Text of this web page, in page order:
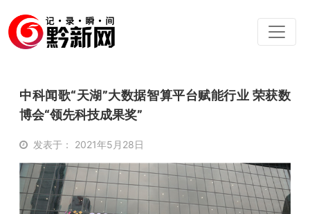
中科闻歌“天湖”大数据智算平台赋能行业 荣获数
博会“领先科技成果奖”
发表于： 2021年5月28日